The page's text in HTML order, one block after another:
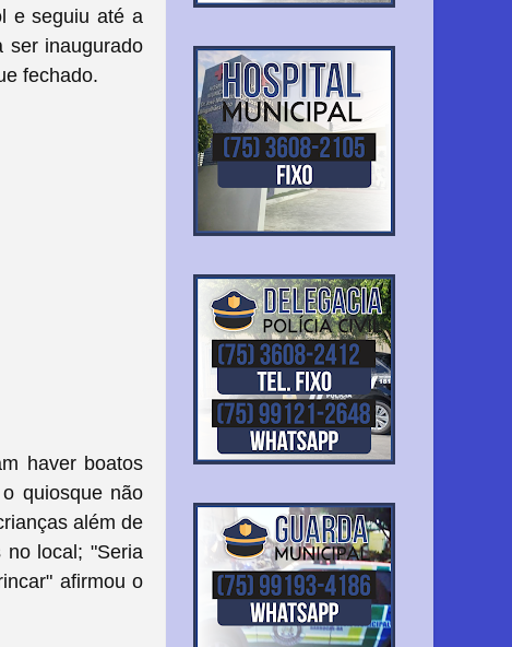
e seguiu até a
ser inaugurado
fechado.
haver boatos
quiosque não
além de
no local; "Seria
afirmou o